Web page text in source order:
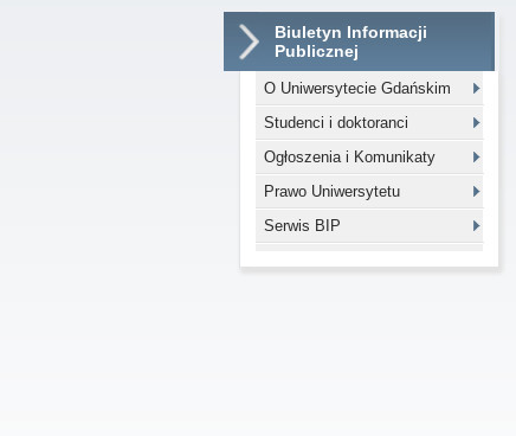
Biuletyn Informacji
Publicznej
O Uniwersytecie Gdańskim
Studenci i doktoranci
Ogłoszenia i Komunikaty
Prawo Uniwersytetu
Serwis BIP